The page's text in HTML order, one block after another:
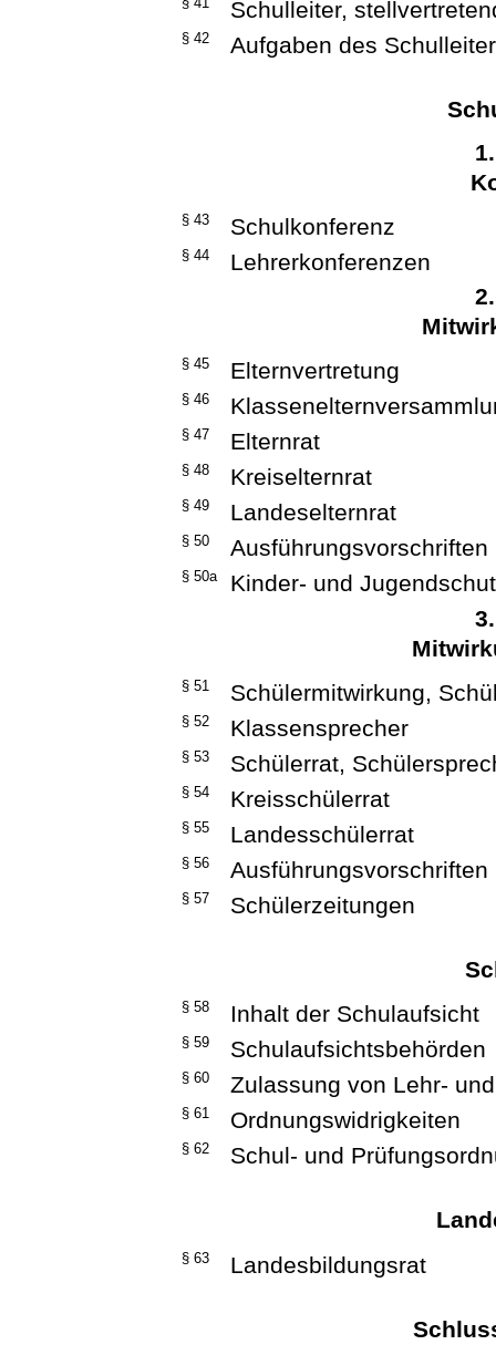
Schulleiter,
§ 42 Aufgaben des
§ 43 Schulkonferenz
§ 44
Lehrerkonferenzen
§ 45 Elternvertretung
§ 46
§ 47 Elternrat
§ 48 Kreiselternrat
§ 49 Landeselternrat
§ 50 Ausführungsvorschriften
§ 50a
Kinder- und
§ 51 Schülermitwirkung,
§ 52 Klassensprecher
§ 53 Schülerrat,
§ 54 Kreisschülerrat
§ 55 Landesschülerrat
§ 56 Ausführungsvorschriften
§ 57 Schülerzeitungen
§ 58 Inhalt der Schulaufsicht
§ 59 Schulaufsichtsbehörden
§ 60 Zulassung von Lehr-
§ 61 Ordnungswidrigkeiten
§ 62 Schul- und
§ 63 Landesbildungsrat